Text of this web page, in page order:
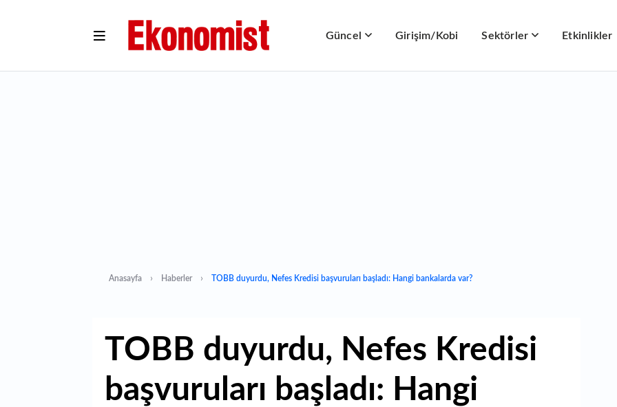
Güncel Girişim/Kobi Sektörler Etkinlikler
Anasayfa Haberler TOBB duyurdu, Nefes Kredisi başvuruları başladı: Hangi bankalarda var?
TOBB duyurdu, Nefes Kredisi
başvuruları başladı: Hangi